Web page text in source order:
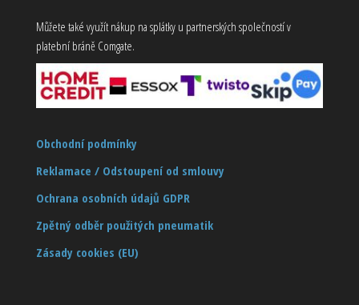
Můžete také využít nákup na splátky u partnerských společností v
platební bráně Comgate.
Obchodní podmínky
Reklamace / Odstoupení od smlouvy
Ochrana osobních údajů GDPR
Zpětný odběr použitých pneumatik
Zásady cookies (EU)